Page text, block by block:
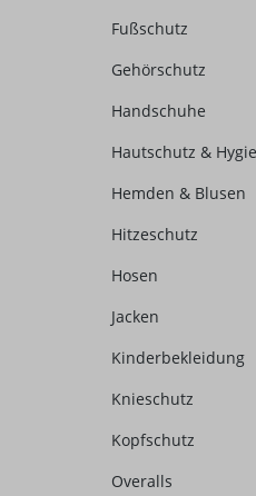
Fußschutz
Gehörschutz
Handschuhe
Hautschutz &
Hemden & Blusen
Hitzeschutz
Hosen
Jacken
Kinderbekleidung
Knieschutz
Kopfschutz
Overalls